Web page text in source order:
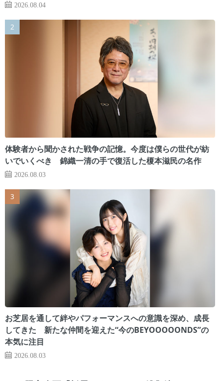
2026.08.04
体験者から聞かされた戦争の記憶。今度は僕らの世代が紡
いでいくべき 錦織一清の手で復活した榎本滋民の名作
2026.08.03
お芝居を通して絆やパフォーマンスへの意識を深め、成長
してきた 新たな仲間を迎えた“今のBEYOOOOONDS”の
本気に注目
2026.08.03